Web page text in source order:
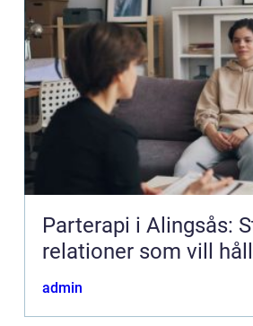
Parterapi i Alingsås:
relationer som vill
admin